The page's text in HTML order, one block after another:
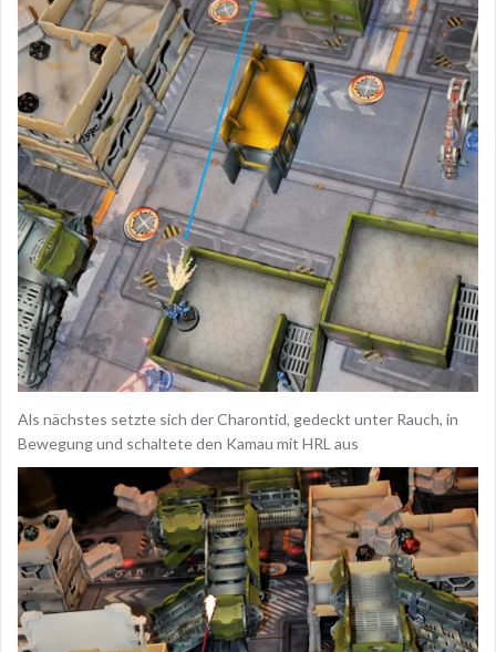
Als nächstes setzte sich der Charontid, gedeckt unter Rauch, in
Bewegung und schaltete den Kamau mit HRL aus